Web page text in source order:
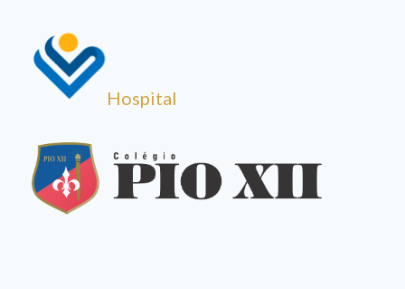
Hospital